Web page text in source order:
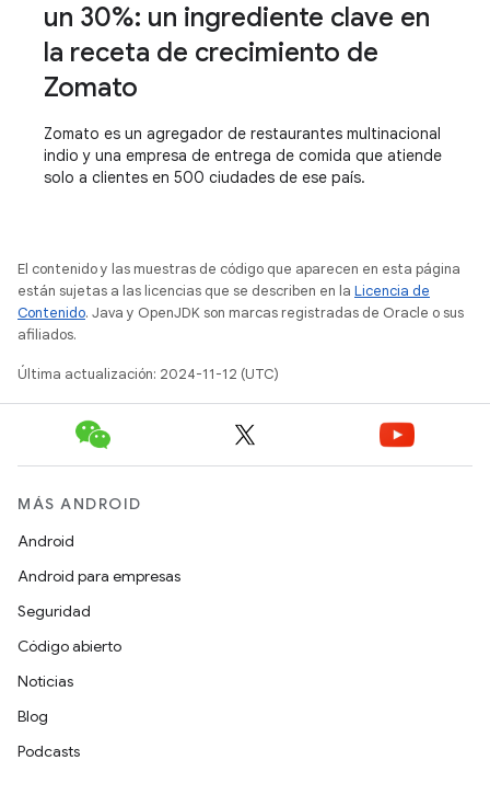
un 30%: un ingrediente clave en
la receta de crecimiento de
Zomato
Zomato es un agregador de restaurantes multinacional
indio y una empresa de entrega de comida que atiende
solo a clientes en 500 ciudades de ese país.
El contenido y las muestras de código que aparecen en esta página
están sujetas a las licencias que se describen en la Licencia de
Contenido. Java y OpenJDK son marcas registradas de Oracle o sus
afiliados.
Última actualización: 2024-11-12 (UTC)
MÁS ANDROID
Android
Android para empresas
Seguridad
Código abierto
Noticias
Blog
Podcasts